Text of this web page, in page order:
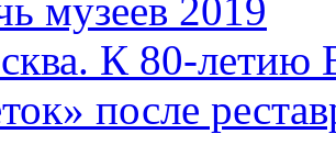
музеев 2019
К 80-
после